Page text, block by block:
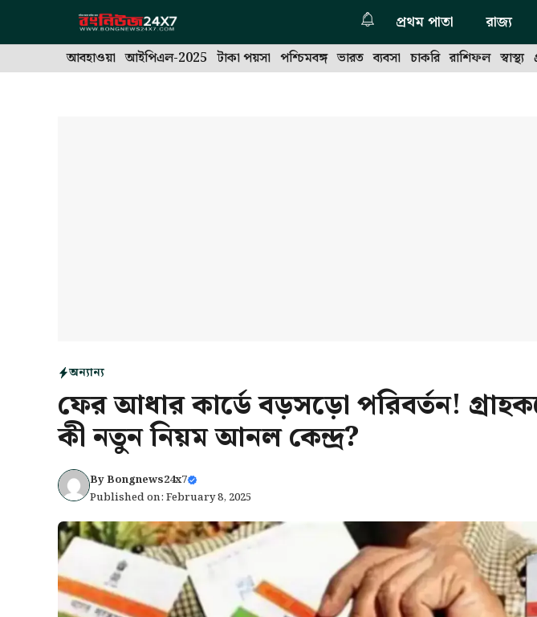
প্রথম পাতা রাজ্য
আবহাওয়া আইপিএল-2025 টাকা পয়সা পশ্চিমবঙ্গ ভারত ব্যবসা চাকরি রাশিফল স্বাস্থ্য
অন্যান্য
ফের আধার কার্ডে বড়সড়ো পরিবর্তন!
কী নতুন নিয়ম আনল কেন্দ্র?
ByBongnews24x7
Published on: February 8, 2025